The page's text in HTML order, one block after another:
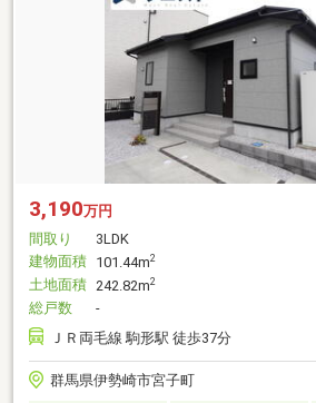
3,190万円
間取り
3LDK
建物面積 101.44m2
土地面積 242.82m2
総戸数
-
ＪＲ両毛線 駒形駅 徒歩37分
群馬県伊勢崎市宮子町